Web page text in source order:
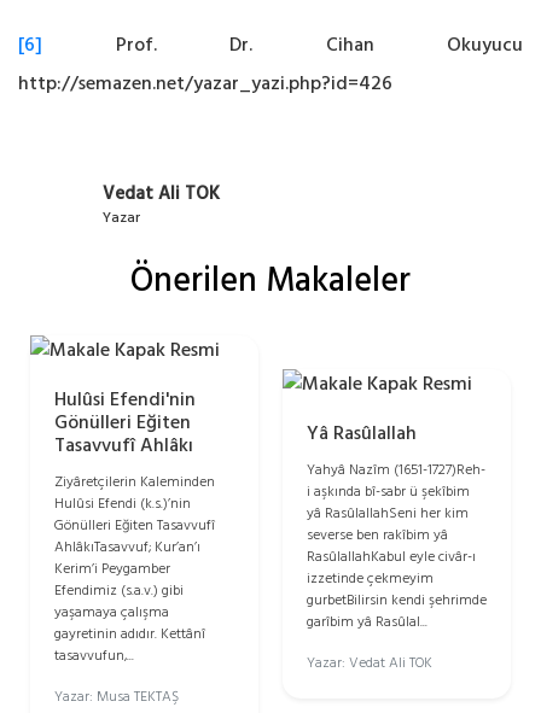
[6] Prof. Dr. Cihan Okuyucu
http://semazen.net/yazar_yazi.php?id=426
Vedat Ali TOK
Yazar
Önerilen Makaleler
Hulûsi Efendi'nin
Gönülleri Eğiten
Tasavvufî Ahlâkı
Ziyâretçilerin Kaleminden
Hulûsi Efendi (k.s.)’nin
Gönülleri Eğiten Tasavvufî
AhlâkıTasavvuf; Kur’an’ı
Kerim’i Peygamber
Efendimiz (s.a.v.) gibi
yaşamaya çalışma
gayretinin adıdır. Kettânî
tasavvufun,...
Yazar: Musa TEKTAŞ
Yâ Rasûlallah
Yahyâ Nazîm (1651-1727)Reh-
i aşkında bî-sabr ü şekîbim
yâ RasûlallahSeni her kim
severse ben rakîbim yâ
RasûlallahKabul eyle civâr-ı
izzetinde çekmeyim
gurbetBilirsin kendi şehrimde
garîbim yâ Rasûlal...
Yazar: Vedat Ali TOK